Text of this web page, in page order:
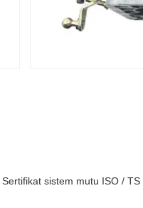
Sertifikat sistem mutu ISO / TS